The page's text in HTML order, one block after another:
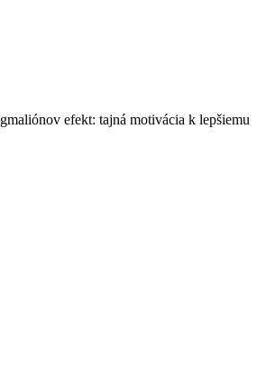
efekt: tajná motivácia k lepšiemu